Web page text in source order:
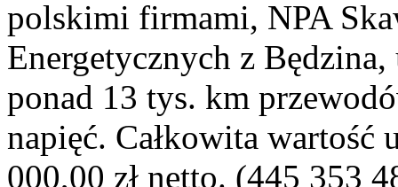
polskimi firmami, NPA
Energetycznych z
ponad 13 tys. km
napięć. Całkowita
000,00 zł netto. (445 353